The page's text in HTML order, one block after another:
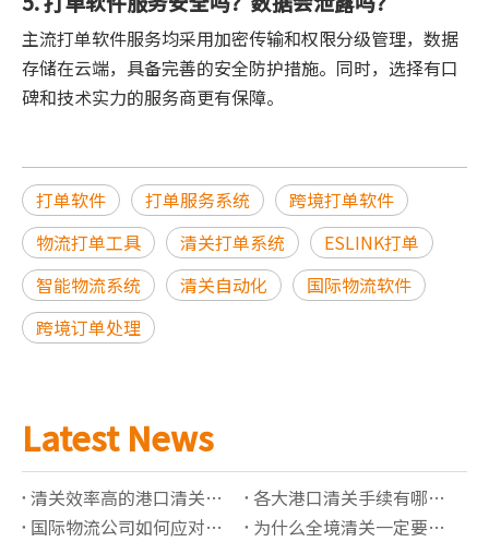
主流打单软件服务均采用加密传输和权限分级管理，数据
存储在云端，具备完善的安全防护措施。同时，选择有口
碑和技术实力的服务商更有保障。
打单软件 打单服务系统
跨境打单软件
物流打单工具
清关打单系统
ESLINK打单
智能物流系统
清关自动化
国际物流软件
跨境订单处理
Latest News
清关效率高的港口清关公司有哪些推荐？
各大港口清关手续有哪些必须准备的资料？
国际物流公司如何应对高全境清关查验率？
为什么全境清关一定要了解正确的海关编码？